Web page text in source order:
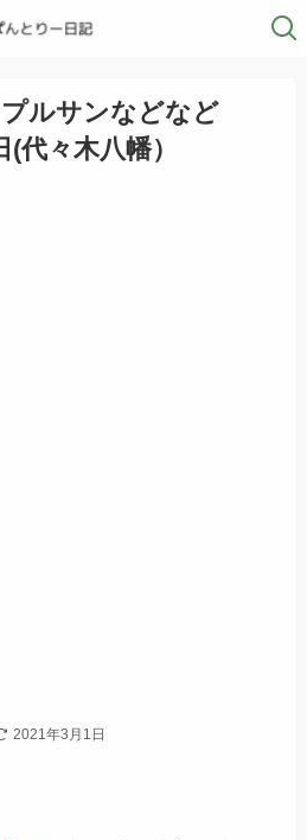
ルサンなどなど
々木八幡）
2021年3月1日